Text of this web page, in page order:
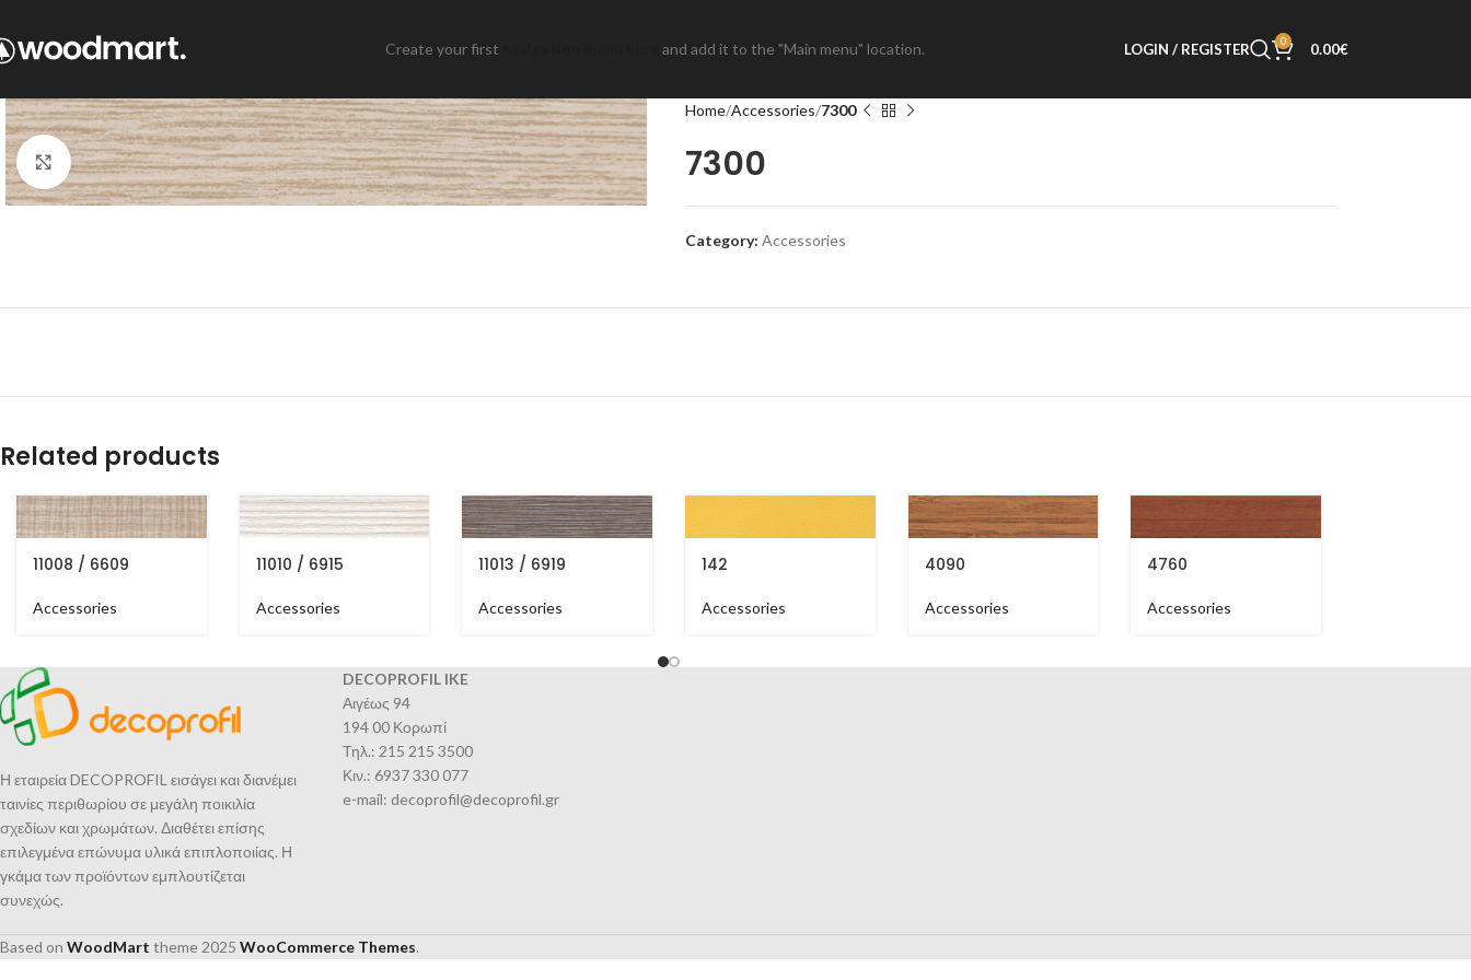
Create your first and add it to the "Main menu" location. LOGIN / REGISTER 0 0.00€
Click to enlarge
Home Accessories 7300
7300
Category: Accessories
Related products
11008 / 6609
Accessories
11010 / 6915
Accessories
11013 / 6919
Accessories
142
Accessories
4090
Accessories
4760
Accessories
Η εταιρεία DECOPROFIL εισάγει και διανέμει
ταινίες περιθωρίου σε μεγάλη ποικιλία
σχεδίων και χρωμάτων. Διαθέτει επίσης
επιλεγμένα επώνυμα υλικά επιπλοποιίας. Η
γκάμα των προϊόντων εμπλουτίζεται
συνεχώς.
DECOPROFIL IKE
Αιγέως 94
194 00 Κορωπί
Τηλ.: 215 215 3500
Κιν.: 6937 330 077
e-mail: decoprofil@decoprofil.gr
Based on WoodMart theme 2025 WooCommerce Themes.